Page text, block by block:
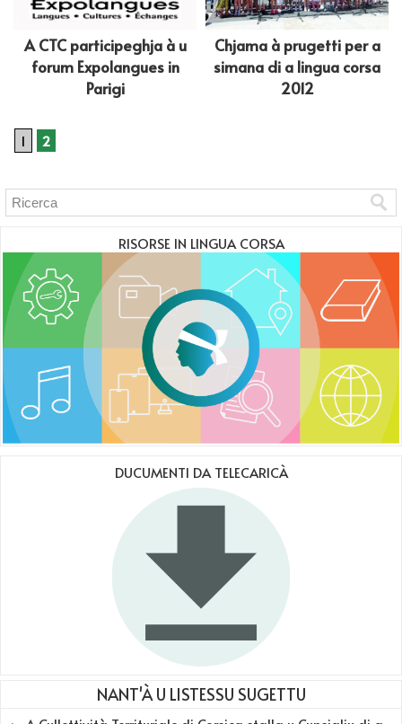
A CTC participeghja à u
forum Expolangues in
Parigi
Chjama à prugetti per a
simana di a lingua corsa
2012
1 2
RISORSE IN LINGUA CORSA
DUCUMENTI DA TELECARICÀ
NANT'À U LISTESSU SUGETTU